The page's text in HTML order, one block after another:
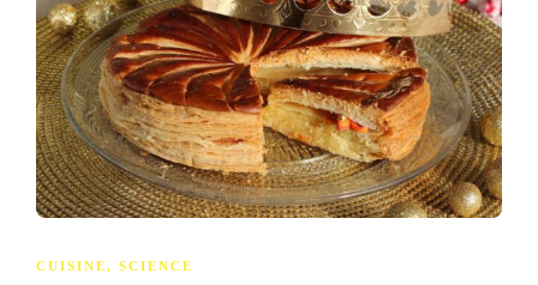
CUISINE, SCIENCE